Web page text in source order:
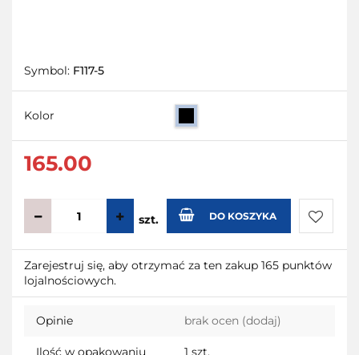
Symbol: F117-5
Kolor
165.00
szt. DO KOSZYKA
Do
Zarejestruj się, aby otrzymać za ten zakup 165 punktów
lojalnościowych.
Opinie brak ocen (dodaj)
Ilość w opakowaniu 1 szt.